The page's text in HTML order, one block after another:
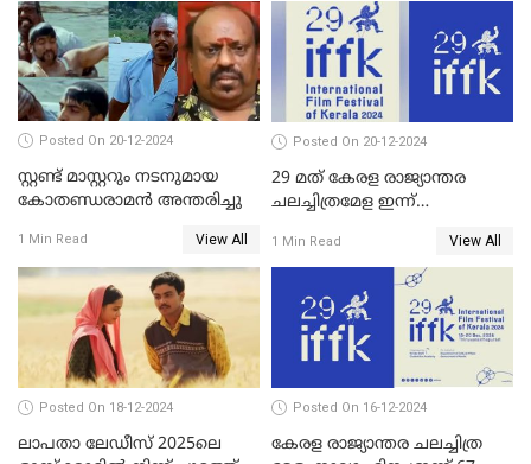
സംവിധായിക പായല്‍
കപാഡിയയ്ക്ക് സമ്മാനിച്ചു;
ഫെമിനിച്ചി ഫാത്തിമയ്ക്ക്
അഞ്ച് പുരസ്കാരം
Posted On 20-12-2024
സ്റ്റണ്ട് മാസ്റ്ററും നടനുമായ
കോതണ്ഡരാമൻ അന്തരിച്ചു
1 Min Read View All
Posted On 20-12-2024
29 മത് കേരള രാജ്യാന്തര
ചലച്ചിത്രമേള ഇന്ന്
1 Min Read View All
Posted On 18-12-2024
ലാപതാ ലേഡീസ് 2025ലെ
Posted On 16-12-2024
കേരള രാജ്യാന്തര ചലച്ചിത്ര